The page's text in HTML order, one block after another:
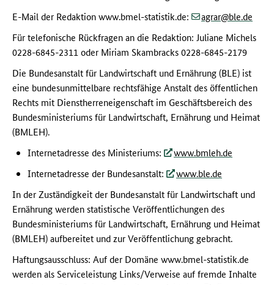
E-Mail der Redaktion www.bmel-statistik.de:
agrar (at)
ble(dot)
de
Für telefonische Rückfragen an die Redaktion: Juliane Michels
0228-6845-2311 oder Miriam Skambracks 0228-6845-2179
Die Bundesanstalt für Landwirtschaft und Ernährung (BLE) ist
eine bundesunmittelbare rechtsfähige Anstalt des öffentlichen
Rechts mit Dienstherreneigenschaft im Geschäftsbereich des
Bundesministeriums für Landwirtschaft, Ernährung und Heimat
(BMLEH).
Internetadresse des Ministeriums:
www.bmleh.de
Internetadresse der Bundesanstalt:
www.ble.de
In der Zuständigkeit der Bundesanstalt für Landwirtschaft und
Ernährung werden statistische Veröffentlichungen des
Bundesministeriums für Landwirtschaft, Ernährung und Heimat
(BMLEH) aufbereitet und zur Veröffentlichung gebracht.
Haftungsausschluss: Auf der Domäne www.bmel-statistik.de
werden als Serviceleistung Links/Verweise auf fremde Inhalte